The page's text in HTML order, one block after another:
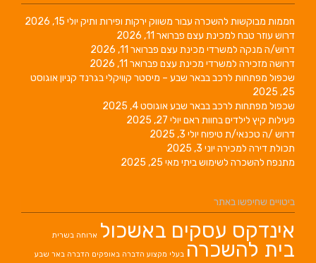
חממות מבוקשות להשכרה עבור משווק ירקות ופירות ותיק יולי 15, 2026
דרוש עוזר טבח למכינת עצם פברואר 11, 2026
דרוש/ה מנקה למשרדי מכינת עצם פברואר 11, 2026
דרושה מזכירה למשרדי מכינת עצם פברואר 11, 2026
שכפול מפתחות לרכב בבאר שבע – מיסטר קוויקלי בגרנד קניוןאוגוסט
25, 2025
שכפול מפתחות לרכב בבאר שבעאוגוסט 4, 2025
פעילות קיץ לילדים בחוות ראם יולי 27, 2025
דרוש /ה טכנאי/ת טיפוח יולי 3, 2025
תכולת דירה למכירה יוני 3, 2025
מתנפח להשכרה לשימוש ביתי מאי 25, 2025
ביטויים שחיפשו באתר
אינדקס עסקים באשכול ארוחה בשרית
בית להשכרה בעלי מקצוע הדברה באופקים הדברה באר שבע